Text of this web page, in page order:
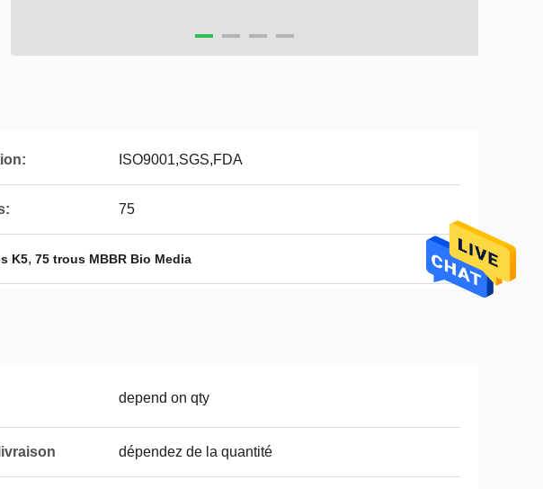
ISO9001,SGS,FDA
75
K5, 75 trous MBBR Bio Media
depend on qty
dépendez de la quantité